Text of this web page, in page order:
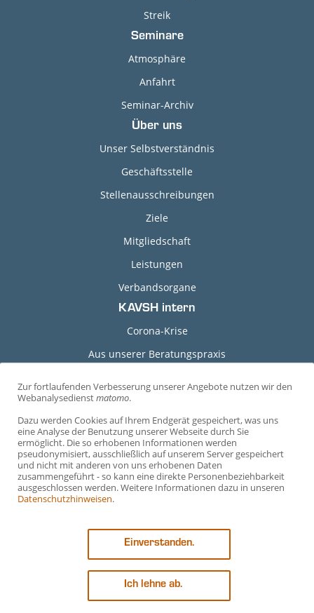
C
o
k
i
e
Zur fortlaufenden Verbesserung unserer Angebote nutzen wir den
Webanalysedienstmatomo.
Dazu werden Cookies auf Ihrem Endgerät gespeichert, was uns
eine Analyse der Benutzung unserer Webseite durch Sie
ermöglicht. Die so erhobenen Informationen werden
pseudonymisiert, ausschließlich auf unserem Server gespeichert
und nicht mit anderen von uns erhobenen Daten
zusammengeführt - so kann eine direkte Personenbeziehbarkeit
ausgeschlossen werden. Weitere Informationen dazu in unseren
Datenschutzhinweisen.
Einverstanden.
Ich lehne ab.
Streik
Seminare
Atmosphäre
Anfahrt
Seminar-Archiv
Über uns
Unser Selbstverständnis
Geschäftsstelle
Stellenausschreibungen
Ziele
Mitgliedschaft
Leistungen
Verbandsorgane
KAVSH intern
Corona-Krise
Aus unserer Beratungspraxis
Durchführungshinweise
Arbeitshilfen
Arbeitsvertragsmuster
Mustervereinbarungen
Vorträge